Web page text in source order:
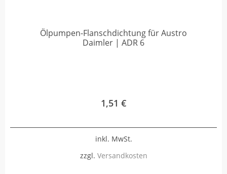
Ölpumpen-Flanschdichtung für Austro
Daimler | ADR 6
1,51 €
inkl. MwSt.
zzgl. Versandkosten